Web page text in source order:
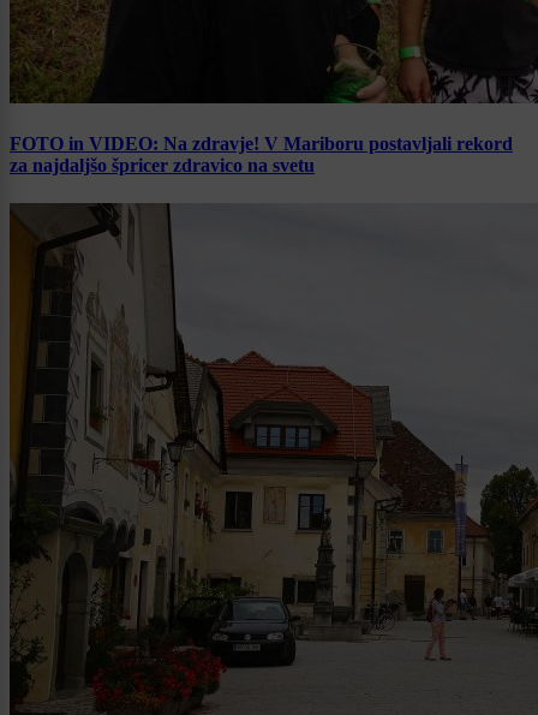
FOTO in VIDEO: Na zdravje! V Mariboru postavljali rekord
za najdaljšo špricer zdravico na svetu